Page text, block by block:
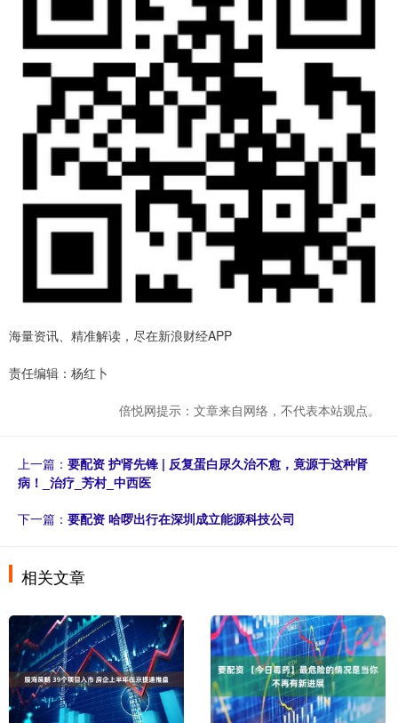
海量资讯、精准解读，尽在新浪财经APP
责任编辑：杨红卜
倍悦网提示：文章来自网络，不代表本站观点。
上一篇： 要配资 护肾先锋 | 反复蛋白尿久治不愈，竟源于这种肾
病！_治疗_芳村_中西医
下一篇： 要配资 哈啰出行在深圳成立能源科技公司
相关文章